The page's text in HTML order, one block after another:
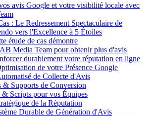
avis Google et votre visibilité locale avec
: Le Redressement Spectaculaire de
vers l'Excellence à 5 Étoiles
étude de cas démontre
Media Team pour obtenir plus d'avis
durablement votre réputation en ligne
de votre Présence Google
de Collecte d'Avis
& Supports de Conversion
Scripts pour vos Équipes
de la Réputation
Durable de Génération d'Avis